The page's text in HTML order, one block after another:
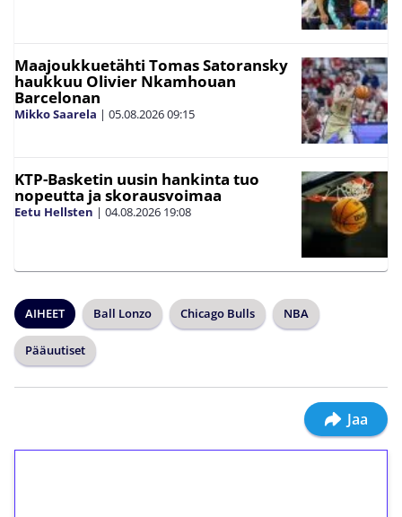
Maajoukkuetähti Tomas Satoransky
haukkuu Olivier Nkamhouan
Barcelonan
Mikko Saarela | 05.08.202609:15
KTP-Basketin uusin hankinta tuo
nopeutta ja skorausvoimaa
Eetu Hellsten | 04.08.2026 19:08
AIHEET Ball Lonzo Chicago Bulls NBA
Pääuutiset
Jaa